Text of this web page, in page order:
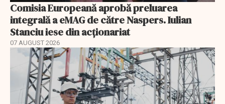
Comisia Europeană aprobă preluarea
integrală a eMAG de către Naspers. Iulian
Stanciu iese din acționariat
07 AUGUST 2026